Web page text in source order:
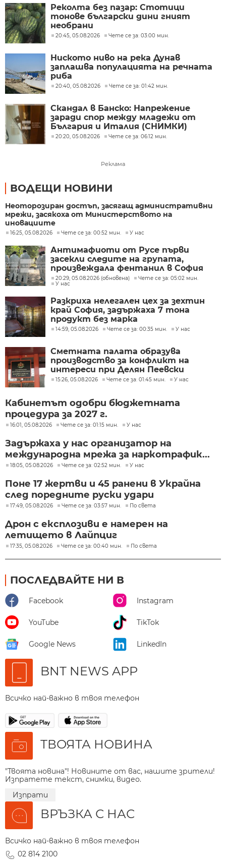
Реколта без пазар: Стотици
тонове български дини гният
необрани
20:45, 05.08.2026 Чете се за: 03:00 мин.
Ниското ниво на река Дунав
заплашва популацията на речната
риба
20:40, 05.08.2026 Чете се за: 01:42 мин.
Скандал в Банско: Напрежение
заради спор между младежи от
България и Италия (СНИМКИ)
20:20, 05.08.2026 Чете се за: 06:12 мин.
Реклама
ВОДЕЩИ НОВИНИ
Неоторозиран достъп, засягащ административни
мрежи, засякоха от Министерството на
иновациите
16:25, 05.08.2026 Чете се за: 00:52 мин. У нас
Антимафиоти от Русе първи
засекли следите на групата,
произвеждала фентанил в София
20:29, 05.08.2026 (обновена)
Чете се за: 05:02 мин.
У нас
Разкриха нелегален цех за зехтин
край София, задържаха 7 тона
продукт без марка
14:59, 05.08.2026 Чете се за: 00:35 мин. У нас
Сметната палата образува
производство за конфликт на
интереси при Делян Пеевски
15:26, 05.08.2026 Чете се за: 01:45 мин. У нас
Кабинетът одобри бюджетната
процедура за 2027 г.
16:01, 05.08.2026 Чете се за: 01:15 мин. У нас
Задържаха у нас организатор на
международна мрежа за наркотрафик...
18:05, 05.08.2026 Чете се за: 02:52 мин. У нас
Поне 17 жертви и 45 ранени в Украйна
след поредните руски удари
17:49, 05.08.2026 Чете се за: 03:57 мин. По света
Дрон с експлозиви е намерен на
летището в Лайпциг
17:35, 05.08.2026 Чете се за: 00:40 мин. По света
ПОСЛЕДВАЙТЕ НИ В
Facebook Instagram
YouTube TikTok
Google News LinkedIn
BNT NEWS APP
Всичко най-важно в твоя телефон
ТВОЯТА НОВИНА
"Твоята новина"! Новините от вас, нашите зрители!
Изпратете текст, снимки, видео.
Изпрати
ВРЪЗКА С НАС
Всичко най-важно в твоя телефон
02 814 2100